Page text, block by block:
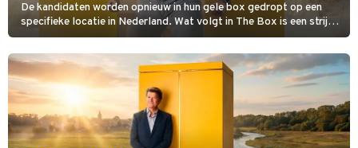
De kandidaten worden opnieuw in hun gele box gedropt op een
specifieke locatie in Nederland. Wat volgt in The Box is een strijd,
waarin ze zowel mentaal als fysiek op de proef worden gesteld.
Wie overleven deze aflevering?